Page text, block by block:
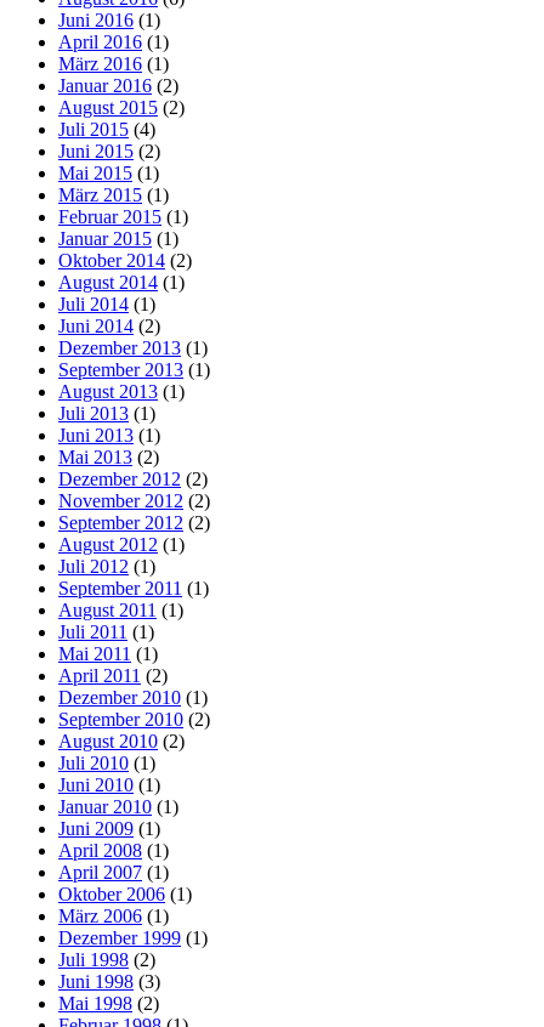
Juni 2016 (1)
April 2016 (1)
März 2016 (1)
Januar 2016 (2)
August 2015 (2)
Juli 2015 (4)
Juni 2015 (2)
Mai 2015 (1)
März 2015 (1)
Februar 2015 (1)
Januar 2015 (1)
Oktober 2014 (2)
August 2014 (1)
Juli 2014 (1)
Juni 2014 (2)
Dezember 2013 (1)
September 2013 (1)
August 2013 (1)
Juli 2013 (1)
Juni 2013 (1)
Mai 2013 (2)
Dezember 2012 (2)
November 2012 (2)
September 2012 (2)
August 2012 (1)
Juli 2012 (1)
September 2011 (1)
August 2011 (1)
Juli 2011 (1)
Mai 2011 (1)
April 2011 (2)
Dezember 2010 (1)
September 2010 (2)
August 2010 (2)
Juli 2010 (1)
Juni 2010 (1)
Januar 2010 (1)
Juni 2009 (1)
April 2008 (1)
April 2007 (1)
Oktober 2006 (1)
März 2006 (1)
Dezember 1999 (1)
Juli 1998 (2)
Juni 1998 (3)
Mai 1998 (2)